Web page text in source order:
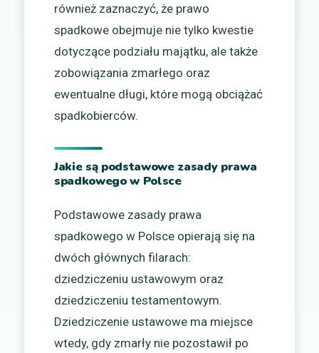
również zaznaczyć, że prawo
spadkowe obejmuje nie tylko kwestie
dotyczące podziału majątku, ale także
zobowiązania zmarłego oraz
ewentualne długi, które mogą obciążać
spadkobierców.
Jakie są podstawowe zasady prawa
spadkowego w Polsce
Podstawowe zasady prawa
spadkowego w Polsce opierają się na
dwóch głównych filarach:
dziedziczeniu ustawowym oraz
dziedziczeniu testamentowym.
Dziedziczenie ustawowe ma miejsce
wtedy, gdy zmarły nie pozostawił po